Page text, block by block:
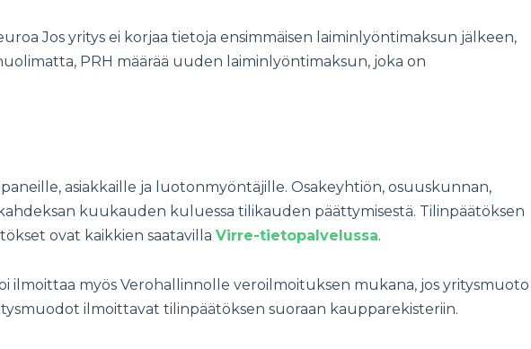
Jos yritys ei korjaa tietoja ensimmäisen laiminlyöntimaksun jälkeen,
PRH määrää uuden laiminlyöntimaksun, joka on
asiakkaille ja luotonmyöntäjille. Osakeyhtiön, osuuskunnan,
kuukauden kuluessa tilikauden päättymisestä. Tilinpäätöksen
ovat kaikkien saatavilla Virre-tietopalvelussa.
ilmoittaa myös Verohallinnolle veroilmoituksen mukana, jos yritysmuoto
ilmoittavat tilinpäätöksen suoraan kaupparekisteriin.